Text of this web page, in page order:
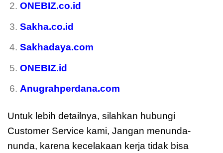
ONEBIZ.co.id
Sakha.co.id
Sakhadaya.com
ONEBIZ.id
Anugrahperdana.com
Untuk lebih detailnya, silahkan hubungi
Customer Service kami, Jangan menunda-
nunda, karena kecelakaan kerja tidak bisa